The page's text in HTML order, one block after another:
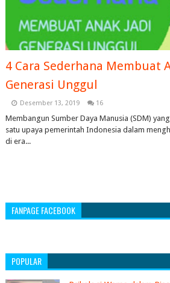
4 Cara Sederhana Membuat
Generasi Unggul
Desember 13, 2019 16
Membangun Sumber Daya Manusia (SDM)
satu upaya pemerintah Indonesia dalam
di era...
FANPAGE FACEBOOK
POPULAR